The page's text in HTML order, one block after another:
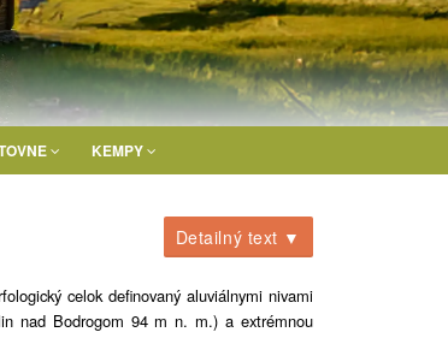
KEMPY
Detailný text ▼
celok definovaný aluviálnymi nivami
nad Bodrogom 94 m n. m.) a extrémnou